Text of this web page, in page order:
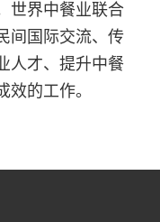
世界中餐业联合
间国际交流、传
人才、提升中餐
的工作。